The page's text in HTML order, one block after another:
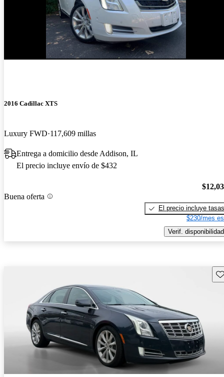
2016 Cadillac XTS
Luxury FWD 117,609 millas
Entrega a domicilio desde Addison, IL
El precio incluye envío de $432
Buena oferta
El precio incluye tasas
$230/mes
Verif. disponibilidad